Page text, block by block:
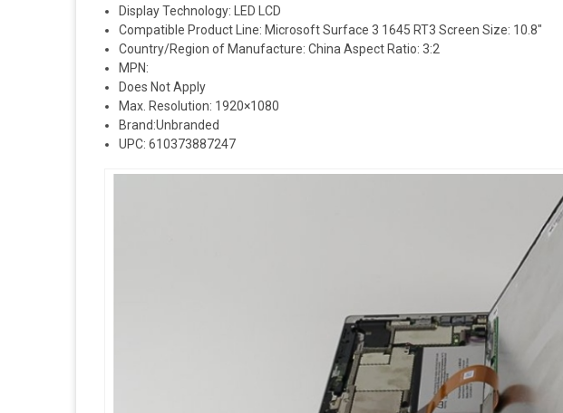
Display Technology: LED LCD
Compatible Product Line: Microsoft Surface 3 1645 RT3 Screen Size: 10.8″
Country/Region of Manufacture: China Aspect Ratio: 3:2
MPN:
Does Not Apply
Max. Resolution: 1920×1080
Brand:Unbranded
UPC: 610373887247